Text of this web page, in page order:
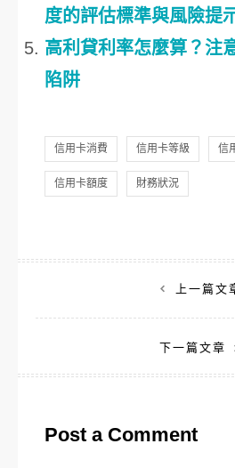
度的評估標準與風險提
高利貸利率怎麼算？注
陷阱
信用卡消費 信用卡等級 信
信用卡額度 財務狀況
章
上一篇文
下一篇文章
Post a Comment